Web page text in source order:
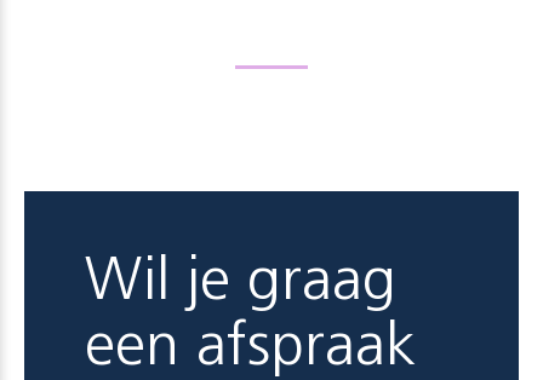
Wil je graag
een afspraak